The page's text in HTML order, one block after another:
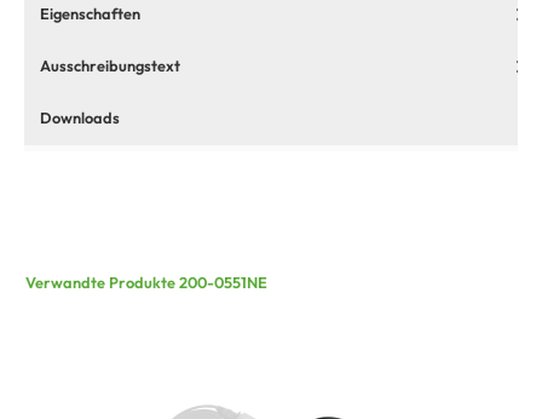
Eigenschaften
Ausschreibungstext
Downloads
Verwandte Produkte 200-0551NE